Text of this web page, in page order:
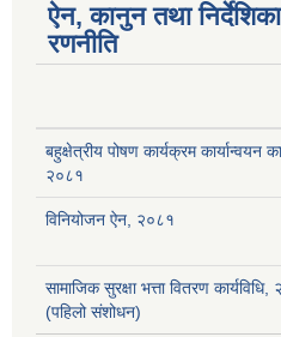
ऐन, कानुन तथा
रणनीति
बहुक्षेत्रीय पोषण कार्यक्रम कार्यान्वयन
२०८१
विनियोजन ऐन, २०८१
सामाजिक सुरक्षा भत्ता वितरण
(पहिलो संशोधन)